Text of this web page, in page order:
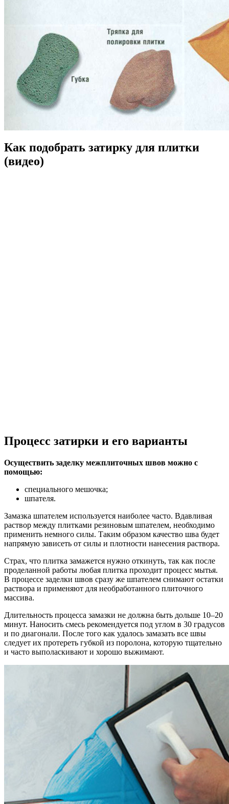
Как подобрать затирку для плитки
(видео)
Процесс затирки и его варианты
Осуществить заделку межплиточных швов можно с
помощью:
специального мешочка;
шпателя.
Замазка шпателем используется наиболее часто. Вдавливая
раствор между плитками резиновым шпателем, необходимо
применить немного силы. Таким образом качество шва будет
напрямую зависеть от силы и плотности нанесения раствора.
Страх, что плитка замажется нужно откинуть, так как после
проделанной работы любая плитка проходит процесс мытья.
В процессе заделки швов сразу же шпателем снимают остатки
раствора и применяют для необработанного плиточного
массива.
Длительность процесса замазки не должна быть дольше 10–20
минут. Наносить смесь рекомендуется под углом в 30 градусов
и по диагонали. После того как удалось замазать все швы
следует их протереть губкой из поролона, которую тщательно
и часто выполаскивают и хорошо выжимают.